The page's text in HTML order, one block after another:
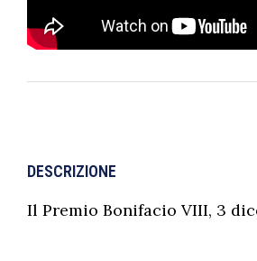
DESCRIZIONE
Il Premio Bonifacio VIII, 3